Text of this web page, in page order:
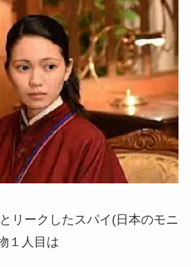
リークしたスパイ(日本のモニ
１人目は